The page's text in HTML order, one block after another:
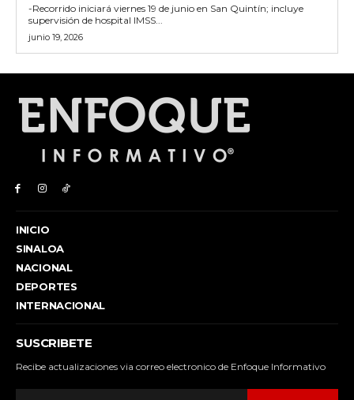
-Recorrido iniciará viernes 19 de junio en San Quintín; incluye
supervisión de hospital IMSS...
junio 19, 2026
INICIO
SINALOA
NACIONAL
DEPORTES
INTERNACIONAL
SUSCRIBETE
Recibe actualizaciones via correo electronico de Enfoque Informativo